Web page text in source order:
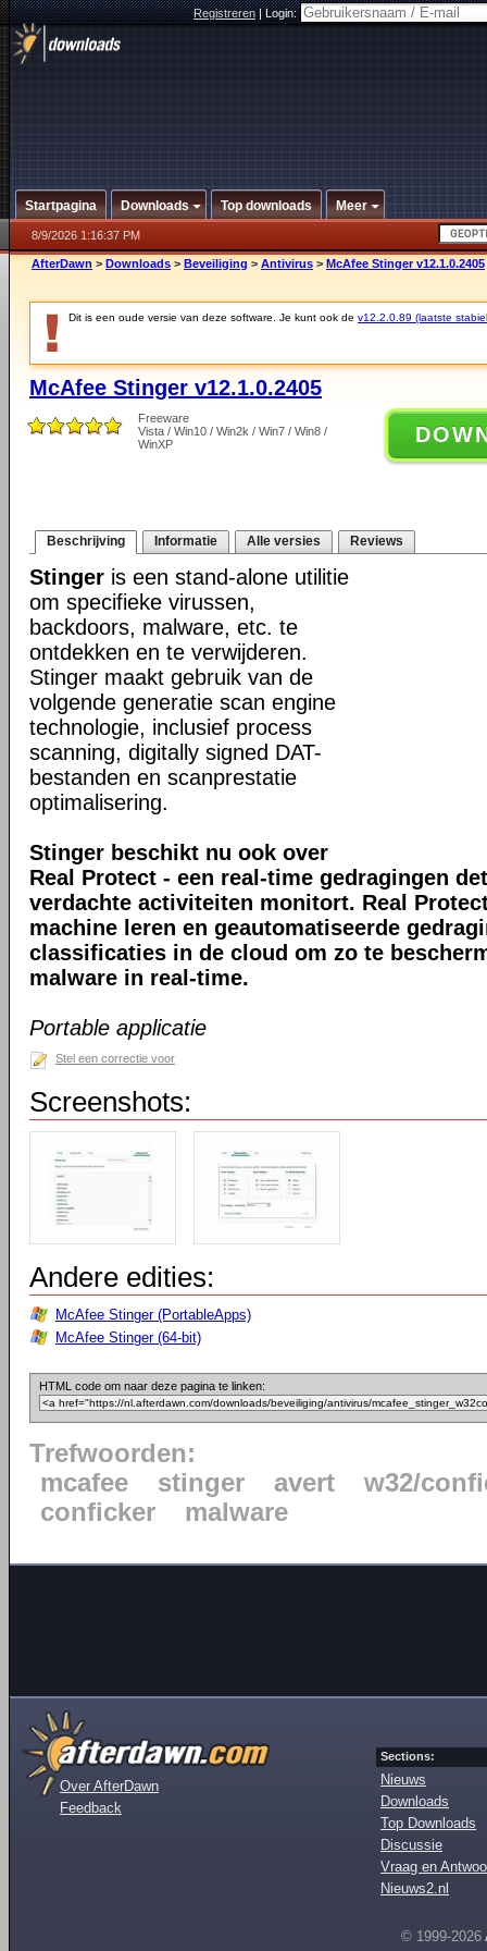
Registreren|Login:
Startpagina Downloads Top downloads Meer
8/9/2026 1:16:37 PM
AfterDawn > Downloads > Beveiliging > Antivirus > McAfee Stinger v12.1.0.2405
Dit is een oude versie van deze software. Je kunt ook de v12.2.0.89 (laatste
McAfee Stinger v12.1.0.2405
Freeware
Vista / Win10 / Win2k / Win7 / Win8 /
WinXP
Beschrijving Informatie Alle versies Reviews
Stinger is een stand-alone utilitie
om specifieke virussen,
backdoors, malware, etc. te
ontdekken en te verwijderen.
Stinger maakt gebruik van de
volgende generatie scan engine
technologie, inclusief process
scanning, digitally signed DAT-
bestanden en scanprestatie
optimalisering.
Stinger beschikt nu ook over
Real Protect - een real-time gedragingen
verdachte activiteiten monitort. Real
machine leren en geautomatiseerde
classificaties in de cloud om zo te
malware in real-time.
Portable applicatie
Stel een correctie voor
Screenshots:
Andere edities:
McAfee Stinger (PortableApps)
McAfee Stinger (64-bit)
HTML code om naar deze pagina te linken:
Trefwoorden:
mcafee
stinger avert
w32/
conficker
malware
Over AfterDawn
Feedback
Sections:
Nieuws
Downloads
Top Downloads
Discussie
Vraag en
Nieuws2.nl
© 1999-2026